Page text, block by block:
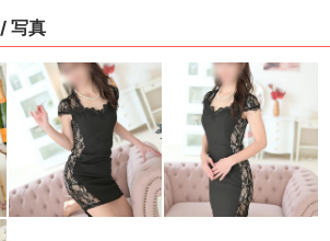
要確認
トまたは出勤情報は一部です。詳細はお店にお問い合わせく
写真